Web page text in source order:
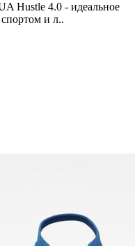
Hustle 4.0 - идеальное
и л..